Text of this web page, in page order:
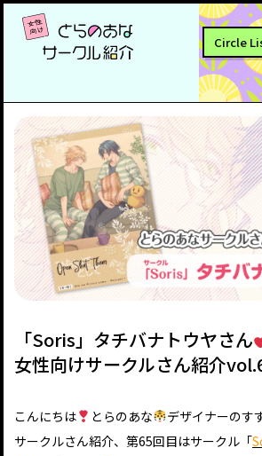
Circle
「Soris」タチバナトウヤさん
女性向けサークルさん紹介
こんにちは とらのあな
デザイナーのす
サークルさん紹介、第65回目はサークル「